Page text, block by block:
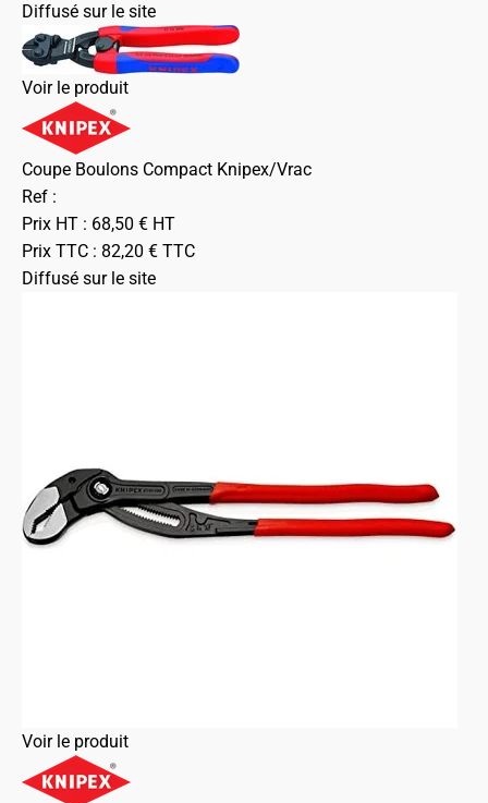
Diffusé sur le site
Voir le produit
Coupe Boulons Compact Knipex/Vrac
Ref :
Prix HT : 68,50 € HT
Prix TTC : 82,20 € TTC
Diffusé sur le site
Voir le produit